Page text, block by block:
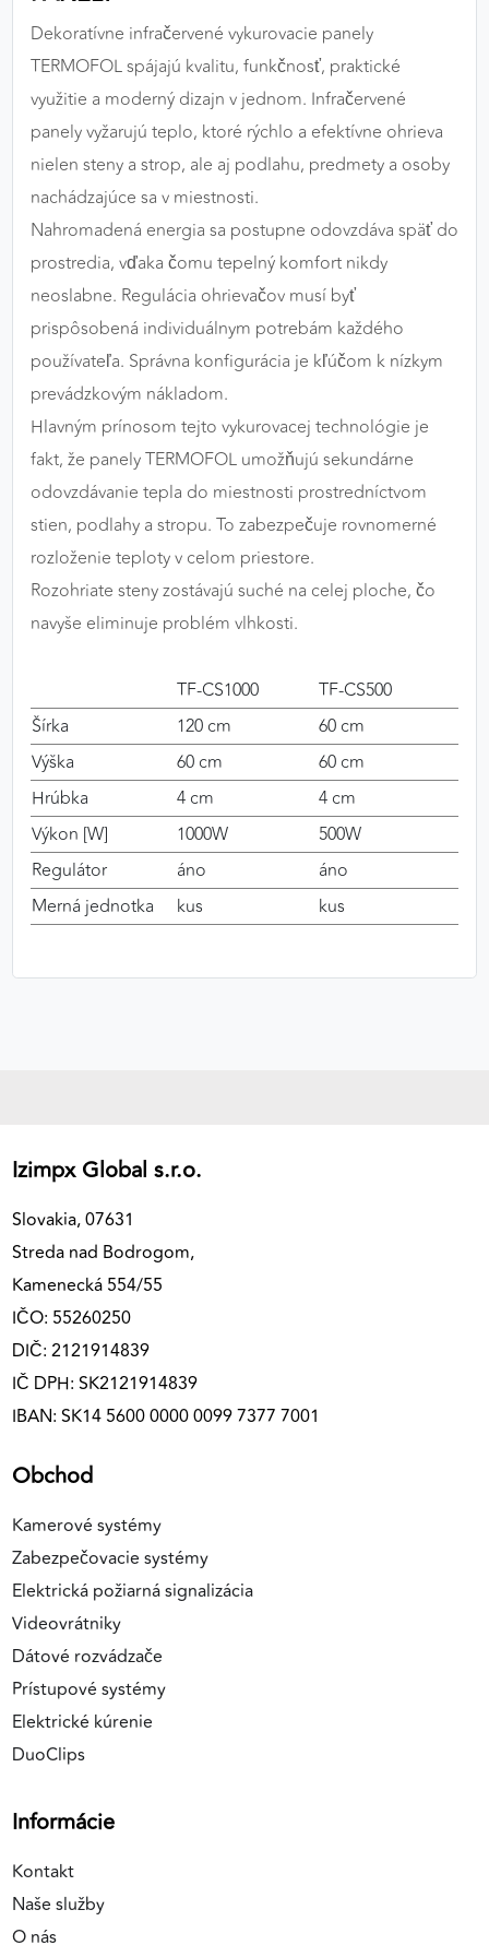
Dekoratívne infračervené vykurovacie panely
TERMOFOL spájajú kvalitu, funkčnosť, praktické
využitie a moderný dizajn v jednom. Infračervené
panely vyžarujú teplo, ktoré rýchlo a efektívne ohrieva
nielen steny a strop, ale aj podlahu, predmety a osoby
nachádzajúce sa v miestnosti.
Nahromadená energia sa postupne odovzdáva späť do
prostredia, vďaka čomu tepelný komfort nikdy
neoslabne. Regulácia ohrievačov musí byť
prispôsobená individuálnym potrebám každého
používateľa. Správna konfigurácia je kľúčom k nízkym
prevádzkovým nákladom.
Hlavným prínosom tejto vykurovacej technológie je
fakt, že panely TERMOFOL umožňujú sekundárne
odovzdávanie tepla do miestnosti prostredníctvom
stien, podlahy a stropu. To zabezpečuje rovnomerné
rozloženie teploty v celom priestore.
Rozohriate steny zostávajú suché na celej ploche, čo
navyše eliminuje problém vlhkosti.
TF-CS1000
TF-CS500
Šírka
120 cm
60 cm
Výška
60 cm
60 cm
Hrúbka
4 cm
4 cm
Výkon [W]
1000W
500W
Regulátor
áno
áno
Merná jednotka
kus kus
Izimpx Global s.r.o.
Slovakia, 07631
Streda nad Bodrogom,
Kamenecká 554/55
IČO: 55260250
DIČ: 2121914839
IČ DPH: SK2121914839
IBAN: SK14 5600 0000 0099 7377 7001
Obchod
Kamerové systémy
Zabezpečovacie systémy
Elektrická požiarná signalizácia
Videovrátniky
Dátové rozvádzače
Prístupové systémy
Elektrické kúrenie
DuoClips
Informácie
Kontakt
Naše služby
O nás
Google Analytics
MARKETINGOVÉ COOKIES
Marketingové cookies sa používajú na sledovanie
správania používateľov naprieč webovými
stránkami. Umožňujú nám a našim partnerom
našom webe aj v reklamných sieťach tretích strán.
Google Ads
Poskytovateľ: Google